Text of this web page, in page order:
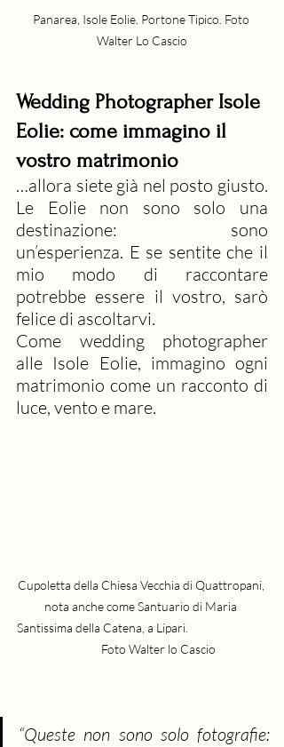
Panarea, Isole Eolie. Portone Tipico. Foto
Walter Lo Cascio
Wedding Photographer Isole
Eolie: come immagino il
vostro matrimonio
…allora siete già nel posto giusto.
Le Eolie non sono solo una
destinazione: sono
un’esperienza. E se sentite che il
mio modo di raccontare
potrebbe essere il vostro, sarò
felice di ascoltarvi.
Come wedding photographer
alle Isole Eolie, immagino ogni
matrimonio come un racconto di
luce, vento e mare.
Cupoletta della Chiesa Vecchia di Quattropani,
nota anche come Santuario di Maria
Santissima della Catena, a Lipari.
            Foto Walter lo Cascio
“Queste non sono solo fotografie: